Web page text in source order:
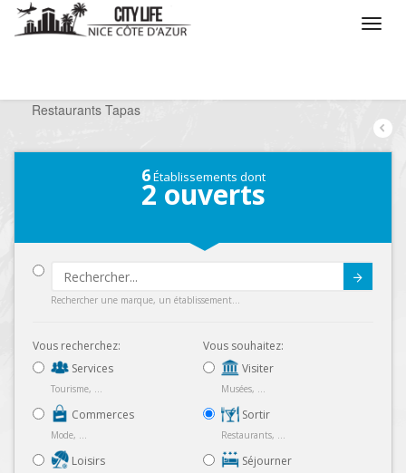
Restaurants Tapas
6Établissements dont
2 ouverts
Rechercher une marque, un établissement...
Vous recherchez:
Services
Tourisme, ...
Commerces
Mode, ...
Loisirs
Vous souhaitez:
Visiter
Musées, ...
Sortir
Restaurants, ...
Séjourner